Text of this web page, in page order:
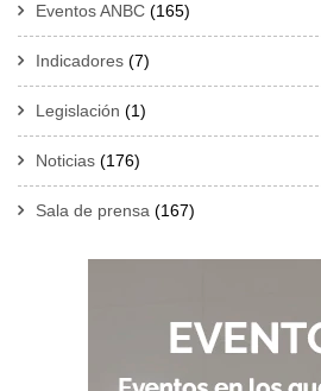
Eventos ANBC (165)
Indicadores (7)
Legislación (1)
Noticias (176)
Sala de prensa (167)